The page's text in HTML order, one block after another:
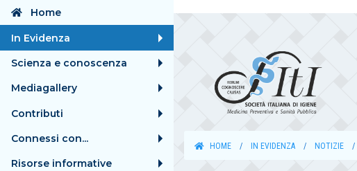
Home
In Evidenza
Scienza e conoscenza
Mediagallery
Contributi
Connessi con...
Risorse informative
HOME IN EVIDENZA NOTIZIE